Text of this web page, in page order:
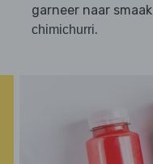
garneer naar
chimichurri.